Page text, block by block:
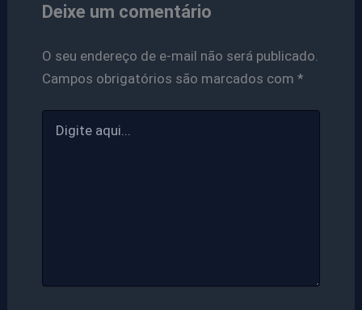
Deixe um comentário
O seu endereço de e-mail não será publicado.
Campos obrigatórios são marcados com *
aqui...